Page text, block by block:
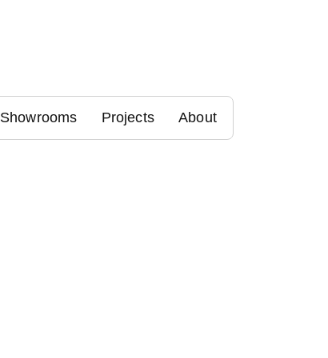
Showrooms Projects About